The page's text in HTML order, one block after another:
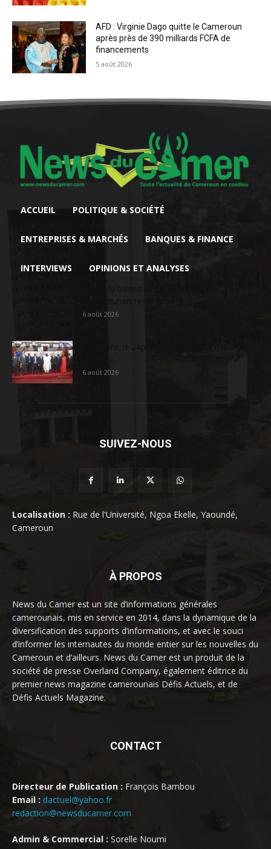
AFD : Virginie Dago quitte le Cameroun
après près de 390 milliards FCFA de
financements
5 août 2026
ACCUEIL POLITIQUE & SOCIÉTÉ
ENTREPRISES & MARCHÉS BANQUES & FINANCE
INTERVIEWS OPINIONS ET ANALYSES
6 août 2026
6 août 2026
SUIVEZ-NOUS
Localisation : Rue de l'Université, Ngoa Ekelle, Yaoundé,
Cameroun
À PROPOS
News du Camer est un site d’informations générales
camerounais, mis en service en 2014, dans la dynamique de la
diversification des supports d’informations, et avec le souci
d’informer les internautes du monde entier sur les nouvelles du
Cameroun et d’ailleurs. News du Camer est un produit de la
société de presse Overland Company, également éditrice du
premier news magazine camerounais Défis Actuels, et de
Défis Actuels Magazine.
CONTACT
Directeur de Publication : François Bambou
Email : dactuel@yahoo.fr
redaction@newsducamer.com
Admin & Commercial : Sorelle Noumi